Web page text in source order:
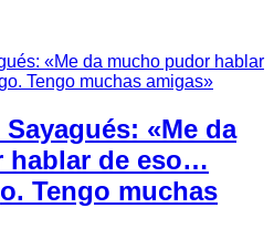
«Me da
hablar de eso…
Tengo muchas